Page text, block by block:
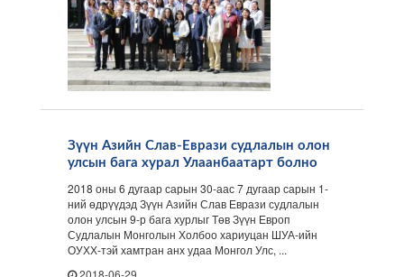
Зүүн Азийн Слав-Еврази судлалын олон
улсын бага хурал Улаанбаатарт болно
2018 оны 6 дугаар сарын 30-аас 7 дугаар сарын 1-
ний өдрүүдэд Зүүн Азийн Слав Еврази судлалын
олон улсын 9-р бага хурлыг Төв Зүүн Европ
Судлалын Монголын Холбоо хариуцан ШУА-ийн
ОУХХ-тэй хамтран анх удаа Монгол Улс, ...
2018-06-29